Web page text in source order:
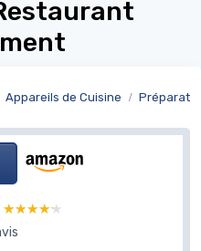
Appareils de Cuisine
★★★★★
★★★★★